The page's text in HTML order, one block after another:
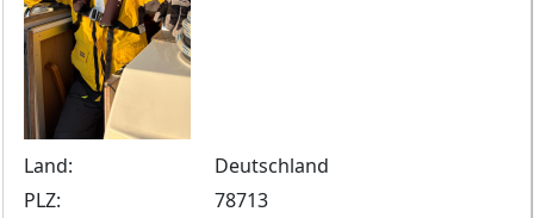
Land:
Deutschland
PLZ:
78713